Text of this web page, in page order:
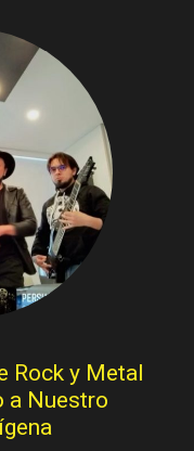
Rock y Metal
a Nuestro